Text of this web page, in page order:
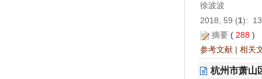
徐波波
2018, 59 (1):
摘要 ( 288 )
参考文献 | 相关
杭州市萧山